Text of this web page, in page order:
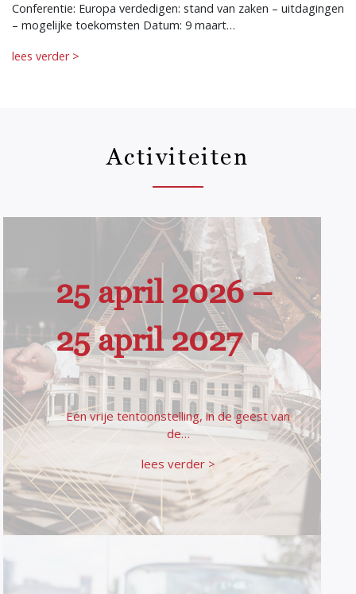
Conferentie: Europa verdedigen: stand van zaken – uitdagingen
– mogelijke toekomsten Datum: 9 maart…
lees verder >
Activiteiten
25 april 2026 –
25 april 2027
Een vrije tentoonstelling, in de geest van
de…
lees verder >